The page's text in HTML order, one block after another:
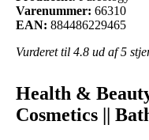
Varenummer: 66310
EAN: 884486229465
Vurderet til 4.8 ud af 5
Health &
Cosmetics ||